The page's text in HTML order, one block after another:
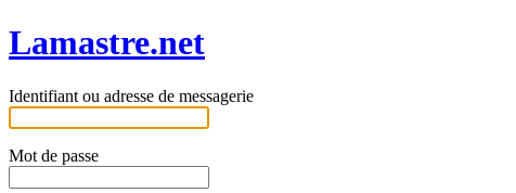
Lamastre.net
Identifiant ou adresse de messagerie
Mot de passe